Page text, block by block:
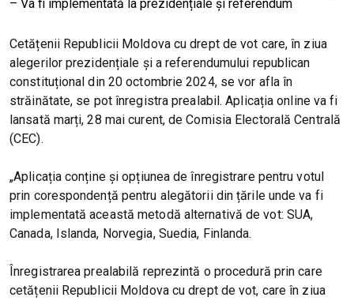
Cetățenii Republicii Moldova cu drept de vot care, în ziua
alegerilor prezidențiale și a referendumului republican
constituțional din 20 octombrie 2024, se vor afla în
străinătate, se pot înregistra prealabil. Aplicația online va fi
lansată marți, 28 mai curent, de Comisia Electorală Centrală
(CEC).
„Aplicația conține și opțiunea de înregistrare pentru votul
prin corespondență pentru alegătorii din țările unde va fi
implementată această metodă alternativă de vot: SUA,
Canada, Islanda, Norvegia, Suedia, Finlanda.
Înregistrarea prealabilă reprezintă o procedură prin care
cetățenii Republicii Moldova cu drept de vot, care în ziua